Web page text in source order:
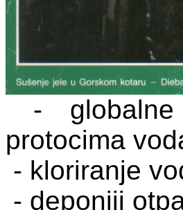
-
protocima
- kloriranje
- deponiji